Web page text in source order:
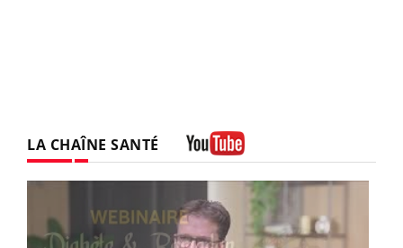
LA CHAÎNE SANTÉ